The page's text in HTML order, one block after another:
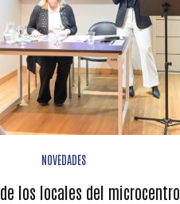
NOVEDADES
los locales del microcentro